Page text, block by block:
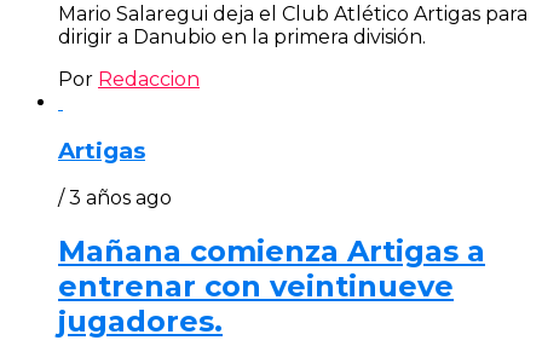
Mario Salaregui deja el Club Atlético Artigas para
dirigir a Danubio en la primera división.
Por Redaccion
Artigas
/ 3 años ago
Mañana comienza Artigas a
entrenar con veintinueve
jugadores.